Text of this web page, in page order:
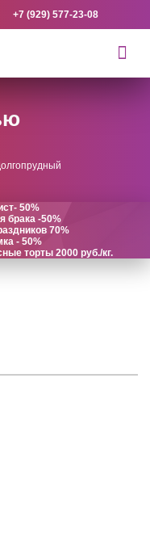
+7 (929) 577-23-08
50%
брака -50%
70%
- 50%
торты 2000 руб./кг.